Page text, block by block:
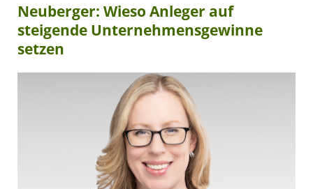
Neuberger: Wieso Anleger auf
steigende Unternehmensgewinne
setzen